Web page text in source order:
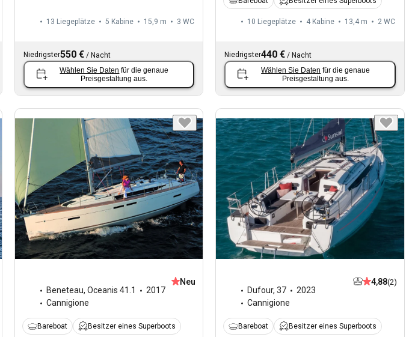
13 Liegeplätze 5 Kabine 15,9 m 3 WC
Niedrigster550 €/ Nacht
Wählen Sie Daten für die genaue
Preisgestaltung aus.
10 Liegeplätze 4 Kabine 13,4 m 2 WC
Niedrigster440 € /Nacht
Wählen Sie Daten für die genaue
Preisgestaltung aus.
Beneteau, Oceanis 41.1
2017
Cannigione
Neu
Bareboat Besitzer eines Superboots
Dufour,37
2023
Cannigione
4,88(2)
Bareboat Besitzer eines Superboots